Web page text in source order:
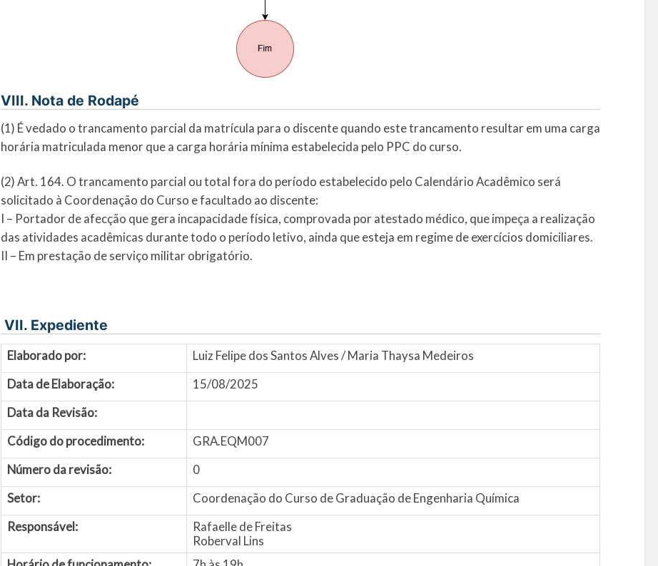
VIII. Nota de Rodapé
(1) É vedado o trancamento parcial da matrícula para o discente quando este trancamento resultar em uma carga
horária matriculada menor que a carga horária mínima estabelecida pelo PPC do curso.
(2) Art. 164. O trancamento parcial ou total fora do período estabelecido pelo Calendário Acadêmico será
solicitado à Coordenação do Curso e facultado ao discente:
I – Portador de afecção que gera incapacidade física, comprovada por atestado médico, que impeça a realização
das atividades acadêmicas durante todo o período letivo, ainda que esteja em regime de exercícios domiciliares.
II – Em prestação de serviço militar obrigatório.
VII. Expediente
Elaborado por:
Luiz Felipe dos Santos Alves / Maria Thaysa Medeiros
Data de Elaboração:
15/08/2025
Data da Revisão:
Código do procedimento:
GRA.EQM007
Número da revisão:
0
Setor:
Coordenação do Curso de Graduação de Engenharia Química
Responsável:
Rafaelle de Freitas
Roberval Lins